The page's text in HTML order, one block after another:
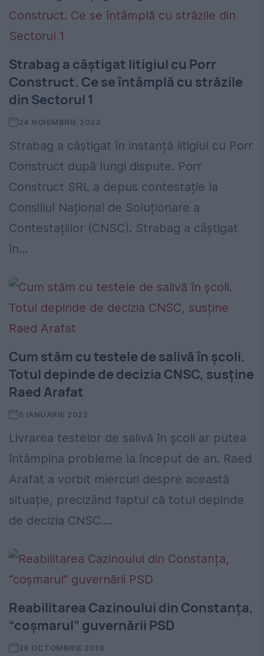
Strabag a câștigat litigiul cu Porr
Construct. Ce se întâmplă cu străzile
din Sectorul 1
24 NOIEMBRIE 2023
Strabag a câștigat în instanță litigiul cu Porr
Construct după lungi dispute. Porr
Construct SRL a depus contestație la
Consiliul Național de Soluționare a
Contestațiilor (CNSC). Strabag a câștigat
în...
Cum stăm cu testele de salivă în școli.
Totul depinde de decizia CNSC, susține
Raed Arafat
5 IANUARIE 2022
Livrarea testelor de salivă în școli ar putea
întâmpina probleme la început de an. Raed
Arafat a vorbit miercuri despre această
situație, precizând faptul că totul depinde
de decizia CNSC....
Reabilitarea Cazinoului din Constanța,
“coșmarul” guvernării PSD
28 OCTOMBRIE 2019